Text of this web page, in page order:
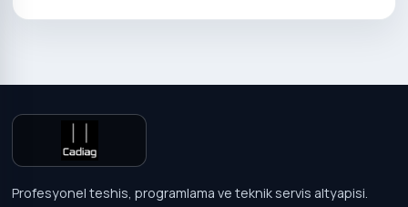
Profesyonel teshis, programlama ve teknik servis altyapisi.